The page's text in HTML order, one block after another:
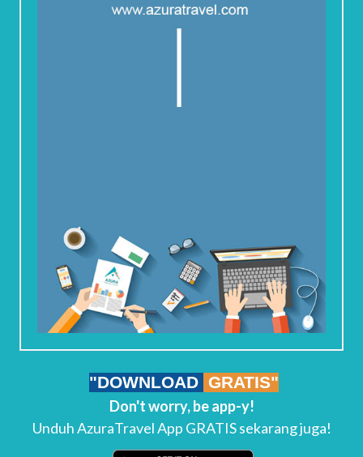
"DOWNLOAD GRATIS"
Don't worry, be app-y!
Unduh AzuraTravel App GRATIS sekarang juga!